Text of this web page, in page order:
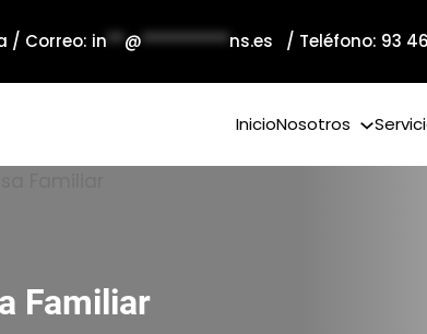
/ Correo: in**@**********ns.es / Teléfono: 93
InicioNosotros
Familiar